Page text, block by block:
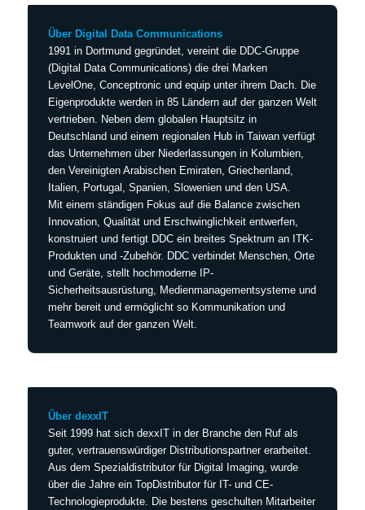
Über Digital Data Communications
1991 in Dortmund gegründet, vereint die DDC-Gruppe
(Digital Data Communications) die drei Marken
LevelOne, Conceptronic und equip unter ihrem Dach. Die
Eigenprodukte werden in 85 Ländern auf der ganzen Welt
vertrieben. Neben dem globalen Hauptsitz in
Deutschland und einem regionalen Hub in Taiwan verfügt
das Unternehmen über Niederlassungen in Kolumbien,
den Vereinigten Arabischen Emiraten, Griechenland,
Italien, Portugal, Spanien, Slowenien und den USA.
Mit einem ständigen Fokus auf die Balance zwischen
Innovation, Qualität und Erschwinglichkeit entwerfen,
konstruiert und fertigt DDC ein breites Spektrum an ITK-
Produkten und -Zubehör. DDC verbindet Menschen, Orte
und Geräte, stellt hochmoderne IP-
Sicherheitsausrüstung, Medienmanagementsysteme und
mehr bereit und ermöglicht so Kommunikation und
Teamwork auf der ganzen Welt.
Über dexxIT
Seit 1999 hat sich dexxIT in der Branche den Ruf als
guter, vertrauenswürdiger Distributionspartner erarbeitet.
Aus dem Spezialdistributor für Digital Imaging, wurde
über die Jahre ein TopDistributor für IT- und CE-
Technologieprodukte. Die bestens geschulten Mitarbeiter